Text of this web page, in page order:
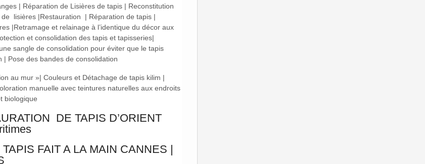
| Réparation de Lisières de tapis | Reconstitution
lisières |Restauration | Réparation de tapis |
|Retramage et relainage à l’identique du décor aux
et consolidation des tapis et tapisseries|
sangle de consolidation pour éviter que le tapis
Pose des bandes de consolidation
au mur »| Couleurs et Détachage de tapis kilim |
manuelle avec teintures naturelles aux endroits
biologique​
DE TAPIS D’ORIENT
FAIT A LA MAIN CANNES |